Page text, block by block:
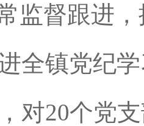
监督跟进
全镇党纪
对20个党